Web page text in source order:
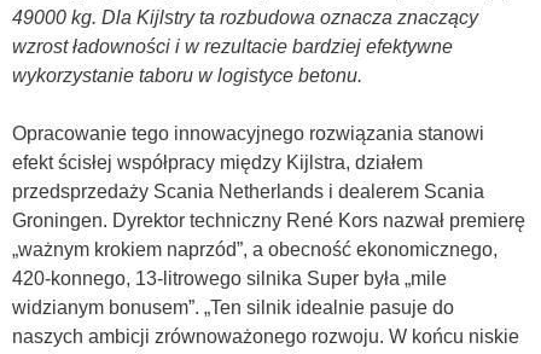
49000 kg. Dla Kijlstry ta rozbudowa oznacza znaczący
wzrost ładowności i w rezultacie bardziej efektywne
wykorzystanie taboru w logistyce betonu.
Opracowanie tego innowacyjnego rozwiązania stanowi
efekt ścisłej współpracy między Kijlstra, działem
przedsprzedaży Scania Netherlands i dealerem Scania
Groningen. Dyrektor techniczny René Kors nazwał premierę
„ważnym krokiem naprzód”, a obecność ekonomicznego,
420-konnego, 13-litrowego silnika Super była „mile
widzianym bonusem”. „Ten silnik idealnie pasuje do
naszych ambicji zrównoważonego rozwoju. W końcu niskie